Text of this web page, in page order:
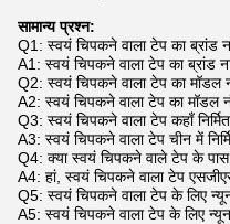
सामान्य प्रश्न:
Q1: स्वयं चिपकने वाला टेप का ब्रांड
A1: स्वयं चिपकने वाला टेप का ब्रांड
Q2: स्वयं चिपकने वाला टेप का मॉडल
A2: स्वयं चिपकने वाला टेप का मॉडल
Q3: स्वयं चिपकने वाला टेप कहाँ
A3: स्वयं चिपकने वाला टेप चीन में
Q4: क्या स्वयं चिपकने वाले टेप के
A4: हां, स्वयं चिपकने वाला टेप एसजीएस
Q5: स्वयं चिपकने वाला टेप के लिए
A5: स्वयं चिपकने वाला टेप के लिए